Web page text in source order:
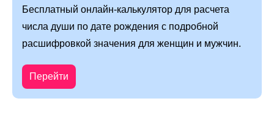
Бесплатный онлайн-калькулятор для расчета
числа души по дате рождения с подробной
расшифровкой значения для женщин и мужчин.
Перейти